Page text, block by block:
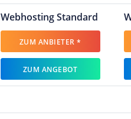
Webhosting Standard
ZUM ANBIETER *
ZUM ANGEBOT